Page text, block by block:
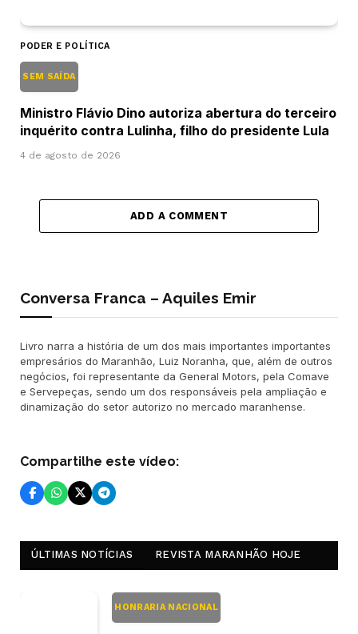
PODER E POLÍTICA
SEM SAÍDA
Ministro Flávio Dino autoriza abertura do terceiro
inquérito contra Lulinha, filho do presidente Lula
4 de agosto de 2026
ADD A COMMENT
Conversa Franca – Aquiles Emir
Livro narra a história de um dos mais importantes importantes
empresários do Maranhão, Luiz Noranha, que, além de outros
negócios, foi representante da General Motors, pela Comave
e Servepeças, sendo um dos responsáveis pela ampliação e
dinamização do setor autorizo no mercado maranhense.
Compartilhe este vídeo:
ÚLTIMAS NOTÍCIAS REVISTA MARANHÃO HOJE
HONRARIA NACIONAL